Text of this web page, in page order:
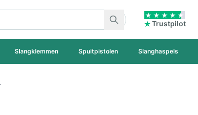
Trustpilot
Slangklemmen Spuitpistolen Slanghaspels